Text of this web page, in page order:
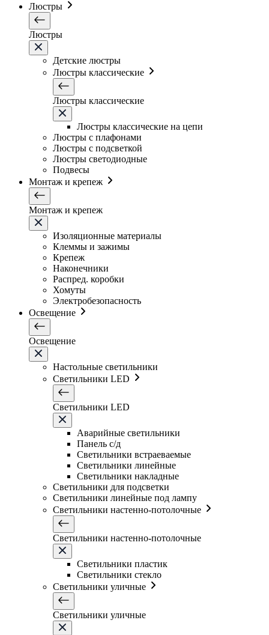
Люстры
Люстры
Детские люстры
Люстры классические
Люстры классические
Люстры классические на цепи
Люстры с плафонами
Люстры с подсветкой
Люстры светодиодные
Подвесы
Монтаж и крепеж
Монтаж и крепеж
Изоляционные материалы
Клеммы и зажимы
Крепеж
Наконечники
Распред. коробки
Хомуты
Электробезопасность
Освещение
Освещение
Настольные светильники
Светильники LED
Светильники LED
Аварийные светильники
Панель с/д
Светильники встраеваемые
Светильники линейные
Светильники накладные
Светильники для подсветки
Светильники линейные под лампу
Светильники настенно-потолочные
Светильники настенно-потолочные
Светильники плаcтик
Светильники стекло
Светильники уличные
Светильники уличные